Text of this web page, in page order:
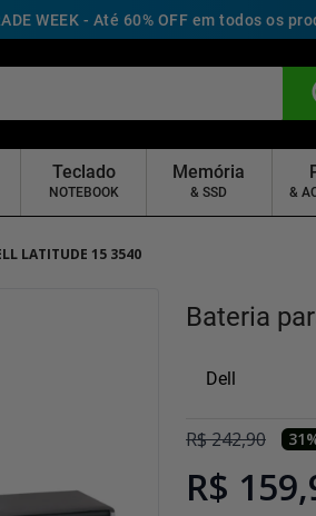
WEEK - Até 60% OFF em todos os
Teclado
NOTEBOOK
Memória
& SSD &
LATITUDE 15 3540
Bateria
Dell
R$242,90 31
R$